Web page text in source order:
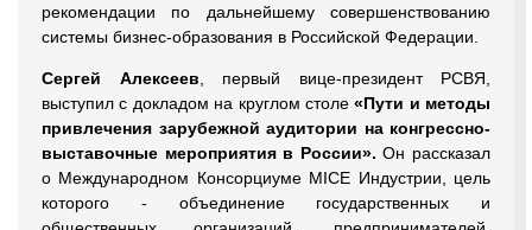
рекомендации по дальнейшему совершенствованию
системы бизнес-образования в Российской Федерации.
Сергей Алексеев , первый вице-президент РСВЯ,
выступил с докладом на круглом столе«Пути и методы
привлечения зарубежной аудитории на конгрессно-
выставочные мероприятия в России».Он рассказал
о Международном Консорциуме MICE Индустрии, цель
которого - объединение государственных и